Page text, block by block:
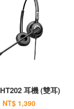
耳機 (雙耳)
NT$ 1,390